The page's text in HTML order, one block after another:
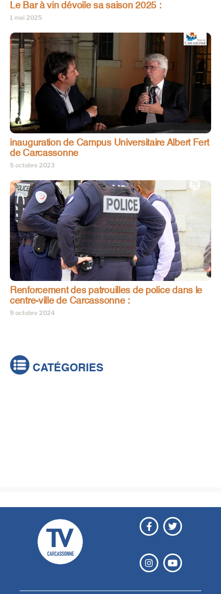
Le Bar à vin dévoile sa saison 2025 :
1 mai 2025
inauguration de Campus Universitaire Albert Fert
de Carcassonne
5 octobre 2023
Renforcement des patrouilles de police dans le
centre-ville de Carcassonne :
9 octobre 2024
CATÉGORIES